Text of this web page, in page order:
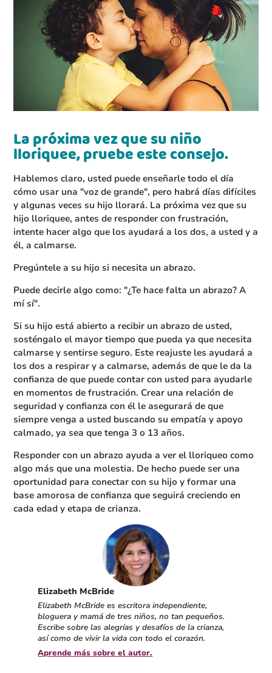
La próxima vez que su niño
lloriquee, pruebe este consejo.
Hablemos claro, usted puede enseñarle todo el día
cómo usar una "voz de grande", pero habrá días difíciles
y algunas veces su hijo llorará. La próxima vez que su
hijo lloriquee, antes de responder con frustración,
intente hacer algo que los ayudará a los dos, a usted y a
él, a calmarse.
Pregúntele a su hijo si necesita un abrazo.
Puede decirle algo como: "¿Te hace falta un abrazo? A
mí sí".
Si su hijo está abierto a recibir un abrazo de usted,
sosténgalo el mayor tiempo que pueda ya que necesita
calmarse y sentirse seguro. Este reajuste les ayudará a
los dos a respirar y a calmarse, además de que le da la
confianza de que puede contar con usted para ayudarle
en momentos de frustración. Crear una relación de
seguridad y confianza con él le asegurará de que
siempre venga a usted buscando su empatía y apoyo
calmado, ya sea que tenga 3 o 13 años.
Responder con un abrazo ayuda a ver el lloriqueo como
algo más que una molestia. De hecho puede ser una
oportunidad para conectar con su hijo y formar una
base amorosa de confianza que seguirá creciendo en
cada edad y etapa de crianza.
Elizabeth McBride
Elizabeth McBride es escritora independiente,
bloguera y mamá de tres niños, no tan pequeños.
Escribe sobre las alegrías y desafíos de la crianza,
así como de vivir la vida con todo el corazón.
Aprende más sobre el autor.